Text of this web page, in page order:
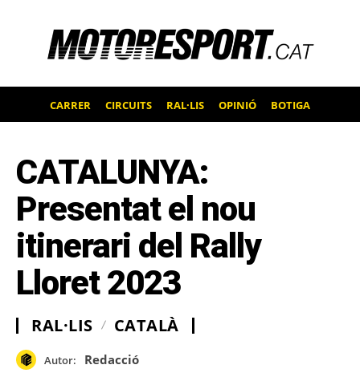
CARRER CIRCUITS RAL·LIS OPINIÓ BOTIGA
CATALUNYA:
Presentat el nou
itinerari del Rally
Lloret 2023
RAL·LIS CATALÀ
Autor: Redacció